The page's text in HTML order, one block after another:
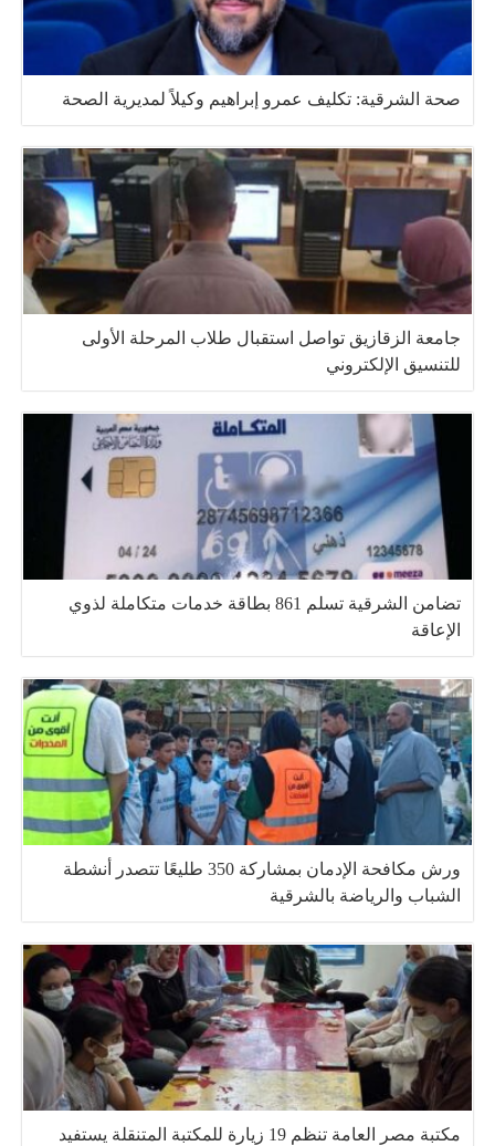
صحة الشرقية: تكليف عمرو إبراهيم وكيلاً لمديرية الصحة
جامعة الزقازيق تواصل استقبال طلاب المرحلة الأولى
للتنسيق الإلكتروني
تضامن الشرقية تسلم 861 بطاقة خدمات متكاملة لذوي
الإعاقة
ورش مكافحة الإدمان بمشاركة 350 طليعًا تتصدر أنشطة
الشباب والرياضة بالشرقية
مكتبة مصر العامة تنظم 19 زيارة للمكتبة المتنقلة يستفيد